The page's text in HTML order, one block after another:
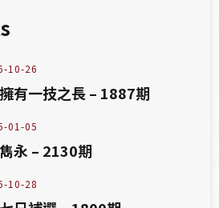
10-26
有一技之長 – 1887期
01-05
永 – 2130期
10-28